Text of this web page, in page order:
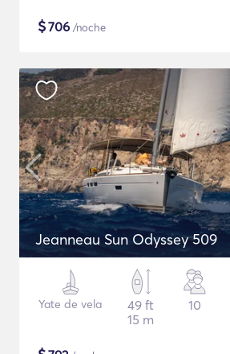
$706 /noche
Jeanneau Sun Odyssey 509
Yate de vela
49 ft
15 m
10